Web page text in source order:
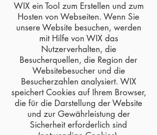
WIX ein Tool zum Erstellen und zum
Hosten von Webseiten. Wenn Sie
unsere Website besuchen, werden
mit Hilfe von WIX das
Nutzerverhalten, die
Besucherquellen, die Region der
Websitebesucher und die
Besucherzahlen analysiert. WIX
speichert Cookies auf Ihrem Browser,
die für die Darstellung der Website
und zur Gewährleistung der
Sicherheit erforderlich sind